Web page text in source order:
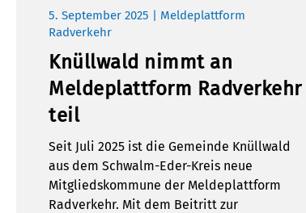
5. September 2025 | Meldeplattform
Radverkehr
Knüllwald nimmt an
Meldeplattform Radverkehr
teil
Seit Juli 2025 ist die Gemeinde Knüllwald
aus dem Schwalm-Eder-Kreis neue
Mitgliedskommune der Meldeplattform
Radverkehr. Mit dem Beitritt zur